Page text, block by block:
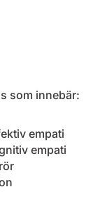
som innebär:
empati
empati